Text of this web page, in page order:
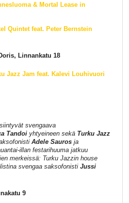
& Mortal Lease in
Quintet feat. Peter Bernstein
Linnankatu 18
Jazz Jam feat. Kalevi Louhivuori
svengaava
Tandoi yhtyeineen sekä Turku Jazz
Adele Saurosja
illan festarihuuma jatkuu
merkeissä: Turku Jazzin house
svengaa saksofonisti Jussi
9